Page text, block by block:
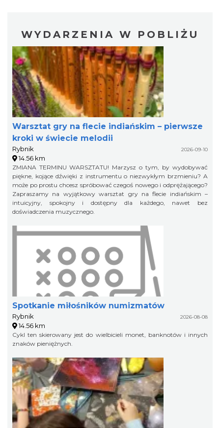
WYDARZENIA W POBLIŻU
Warsztat gry na flecie indiańskim – pierwsze
kroki w świecie melodii
Rybnik 2026-09-10
14.56 km
ZMIANA TERMINU WARSZTATU! Marzysz o tym, by wydobywać
piękne, kojące dźwięki z instrumentu o niezwykłym brzmieniu? A
może po prostu chcesz spróbować czegoś nowego i odprężającego?
Zapraszamy na wyjątkowy warsztat gry na flecie indiańskim –
intuicyjny, spokojny i dostępny dla każdego, nawet bez
doświadczenia muzycznego.
Spotkanie miłośników numizmatów
Rybnik 2026-08-08
14.56 km
Cykl ten skierowany jest do wielbicieli monet, banknotów i innych
znaków pieniężnych.